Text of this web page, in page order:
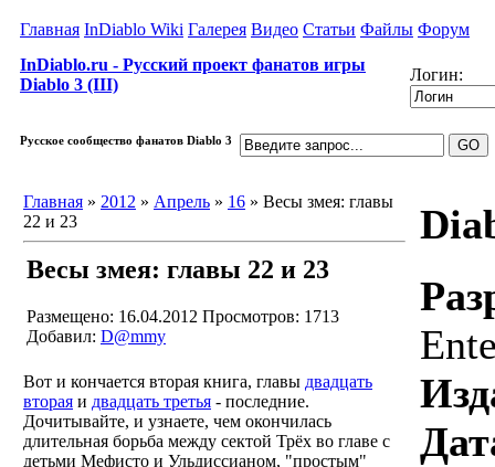
Главная InDiablo Wiki Галерея Видео Статьи Файлы Форум
InDiablo.ru - Русский проект фанатов игры
Diablo 3 (III)
Логин:
Русское сообщество фанатов Diablo 3
Главная » 2012 » Апрель » 16 » Весы змея: главы
22 и 23
Весы змея: главы 22 и 23
Размещено: 16.04.2012 Просмотров: 1713
Добавил: D@mmy
Вот и кончается вторая книга, главы двадцать
вторая и двадцать третья - последние.
Дочитывайте, и узнаете, чем окончилась
длительная борьба между сектой Трёх во главе с
детьми Мефисто и Ульдиссианом, "простым"